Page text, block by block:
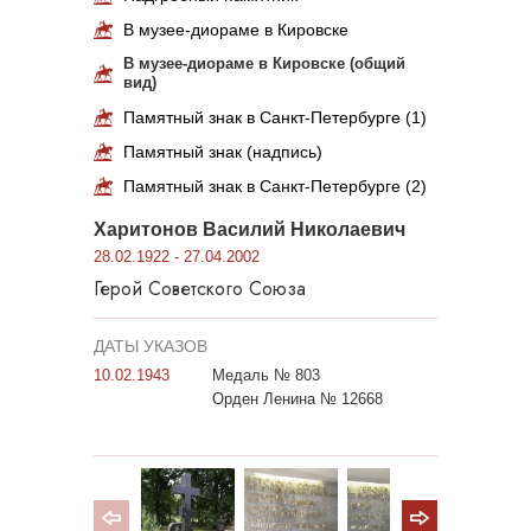
В музее-диораме в Кировске
В музее-диораме в Кировске (общий
вид)
Памятный знак в Санкт-Петербурге (1)
Памятный знак (надпись)
Памятный знак в Санкт-Петербурге (2)
Харитонов Василий Николаевич
28.02.1922 - 27.04.2002
Герой Советского Союза
ДАТЫ УКАЗОВ
10.02.1943
Медаль № 803
Орден Ленина № 12668